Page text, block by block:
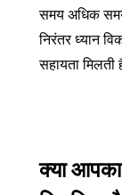
समय अधिक
निरंतर ध्यान
सहायता मिलती
क्या